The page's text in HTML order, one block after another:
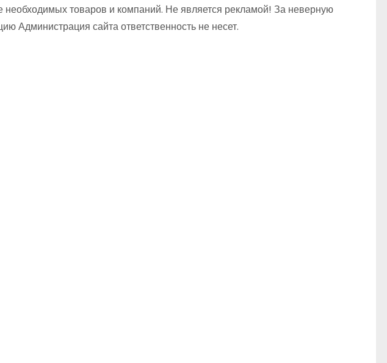
необходимых товаров и компаний. Не является рекламой! За неверную
Администрация сайта ответственность не несет.